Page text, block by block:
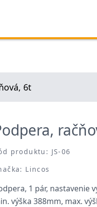
6t
produktu: JS-06
Lincos
1 pár, nastavenie
výška 388mm, max.